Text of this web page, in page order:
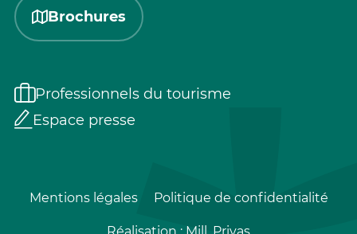
Brochures
Professionnels du tourisme
Espace presse
Mentions légales Politique de confidentialité
Réalisation : Mill, Privas